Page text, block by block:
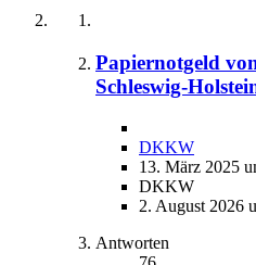
Papiernotgeld
Schleswig-
DKKW
13. März 2025
DKKW
2. August 2026
Antworten